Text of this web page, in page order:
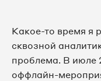
Какое-то время я
сквозной
проблема. В июле
оффлайн-